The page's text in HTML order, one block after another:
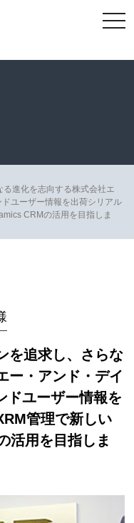
進化を志向する株式会社エ
ユーザー情報を出荷シリアル
CRMの活用を目指しま
を追求し、さらな
ー・アンド・デイ
ドユーザー情報を
管理で新しい
用を目指しま